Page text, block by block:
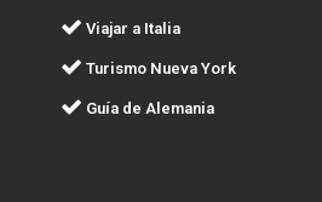
Viajar a Italia
Turismo Nueva York
Guía de Alemania